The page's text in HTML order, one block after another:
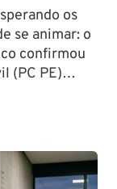
os
se animar: o
confirmou
(PC PE)…